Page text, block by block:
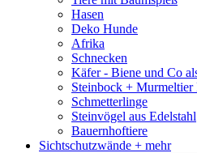
Hasen
Deko Hunde
Afrika
Schnecken
Käfer - Biene und Co
Steinbock + Murmeltier
Schmetterlinge
Steinvögel aus Edelstahl
Bauernhoftiere
Sichtschutzwände + mehr